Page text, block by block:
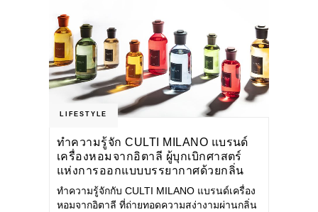
LIFESTYLE
ทำความรู้จัก CULTI MILANO แบรนด์
เครื่องหอมจากอิตาลี ผู้บุกเบิกศาสตร์
แห่งการออกแบบบรรยากาศด้วยกลิ่น
หอม ผสานสไตล์อันโดดเด่นอย่างลงตัว
ทำความรู้จักกับ CULTI MILANO แบรนด์เครื่อง
หอมจากอิตาลี ที่ถ่ายทอดความสง่างามผ่านกลิ่น